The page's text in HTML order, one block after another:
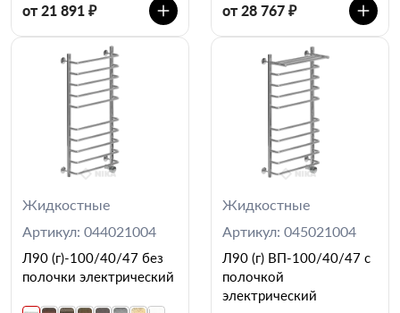
от 21 891 ₽ от 28 767 ₽
Жидкостные
Артикул: 044021004
Л90 (г)-100/40/47 без
полочки электрический
Жидкостные
Артикул: 045021004
Л90 (г) ВП-100/40/47 с
полочкой
электрический